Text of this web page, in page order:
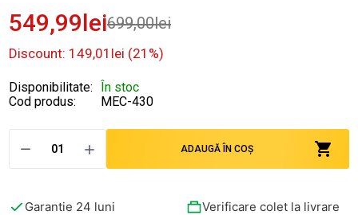
549,99lei699,00lei
Discount: 149,01lei (21%)
Disponibilitate:
În stoc
Cod produs:
MEC-430
ADAUGĂ ÎN COȘ
Garantie 24 luni
Verificare colet la livrare